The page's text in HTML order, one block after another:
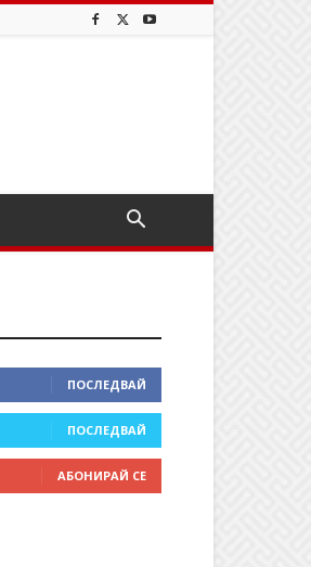
ПОСЛЕДВАЙ
ПОСЛЕДВАЙ
АБОНИРАЙ СЕ